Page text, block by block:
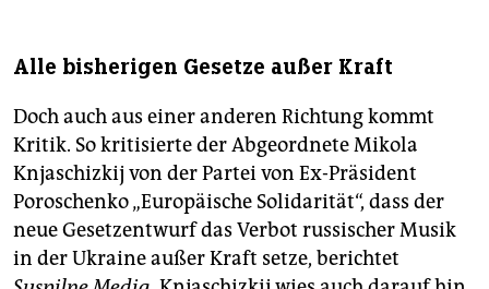
Alle bisherigen Gesetze außer Kraft
Doch auch aus einer anderen Richtung kommt
Kritik. So kritisierte der Abgeordnete Mikola
Knjaschizkij von der Partei von Ex-Präsident
Poroschenko „Europäische Solidarität“, dass der
neue Gesetzentwurf das Verbot russischer Musik
in der Ukraine außer Kraft setze, berichtet